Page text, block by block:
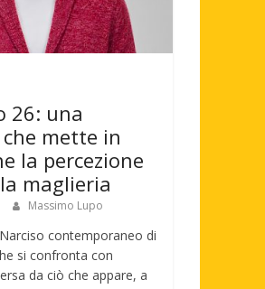
26: una
mette in
la percezione
maglieria
Massimo Lupo
contemporaneo di
si confronta con
da ciò che appare, a